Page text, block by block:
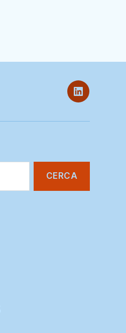
ITB
LinkedIn